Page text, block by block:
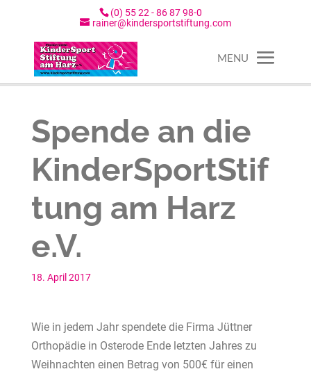
(0) 55 22 - 86 87 98-0
rainer@kindersportstiftung.com
Spende an die
KinderSportStif
tung am Harz
e.V.
18. April 2017
Wie in jedem Jahr spendete die Firma Jüttner
Orthopädie in Osterode Ende letzten Jahres zu
Weihnachten einen Betrag von 500€ für einen